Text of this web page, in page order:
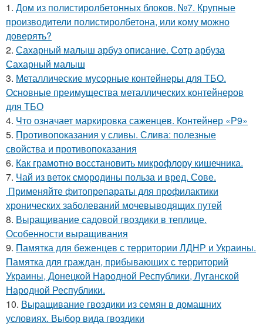
1. Дом из полистиролбетонных блоков. №7. Крупные
производители полистиролбетона, или кому можно
доверять?
2. Сахарный малыш арбуз описание. Сотр арбуза
Сахарный малыш
3. Металлические мусорные контейнеры для ТБО.
Основные преимущества металлических контейнеров
для ТБО
4. Что означает маркировка саженцев. Контейнер «Р9»
5. Противопоказания у сливы. Слива: полезные
свойства и противопоказания
6. Как грамотно восстановить микрофлору кишечника.
7. Чай из веток смородины польза и вред. Сове.
Применяйте фитопрепараты для профилактики
хронических заболеваний мочевыводящих путей
8. Выращивание садовой гвоздики в теплице.
Особенности выращивания
9. Памятка для беженцев с территории ЛДНР и Украины.
Памятка для граждан, прибывающих с территорий
Украины, Донецкой Народной Республики, Луганской
Народной Республики.
10. Выращивание гвоздики из семян в домашних
условиях. Выбор вида гвоздики